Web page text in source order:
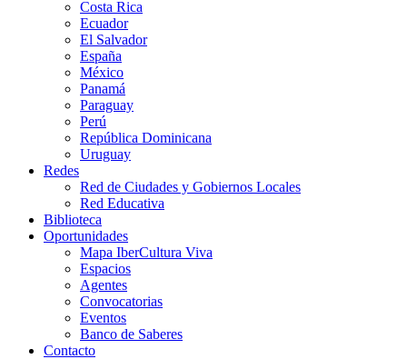
Costa Rica
Ecuador
El Salvador
España
México
Panamá
Paraguay
Perú
República Dominicana
Uruguay
Redes
Red de Ciudades y Gobiernos Locales
Red Educativa
Biblioteca
Oportunidades
Mapa IberCultura Viva
Espacios
Agentes
Convocatorias
Eventos
Banco de Saberes
Contacto